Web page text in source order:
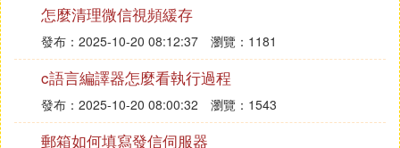
言，我們熟悉的Outlook，Foxmail等都是用來收信和
發信的，稱之為MUA：Mail User Agent，郵件用戶
代理。
MUA並非直接將郵件發送至收件人手中，而是通過M
TA：Mail Transfer Agent，郵件傳輸代理代為傳遞，
Sendmail和Postfix就是扮演MTA的角色。
怎麼清理微信視頻緩存
發布：2025-10-20 08:12:37 瀏覽：1181
c語言編譯器怎麼看執行過程
發布：2025-10-20 08:00:32 瀏覽：1543
郵箱如何填寫發信伺服器